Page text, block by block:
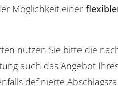
Möglichkeit einer
nutzen Sie bitte die
auch das Angebot Ihres
definierte